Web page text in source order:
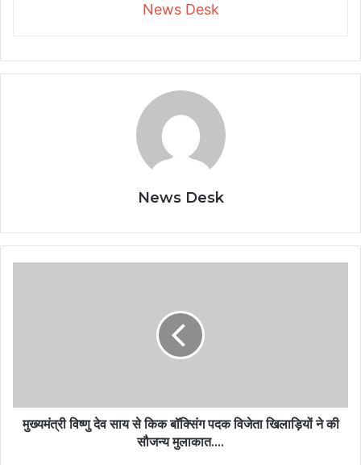
News Desk
News Desk
मुख्यमंत्री विष्णु देव साय से किक बॉक्सिंग पदक विजेता खिलाड़ियों ने की
सौजन्य मुलाकात….